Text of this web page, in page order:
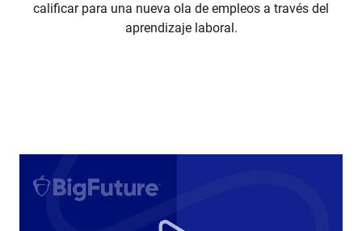
calificar para una nueva ola de empleos a través del
aprendizaje laboral.